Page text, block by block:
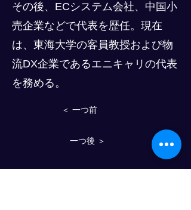
その後、ECシステム会社、中国小
売企業などで代表を歴任。現在
は、東海大学の客員教授および物
流DX企業であるエニキャリの代表
を務める。
＜ 一つ前
一つ後 ＞